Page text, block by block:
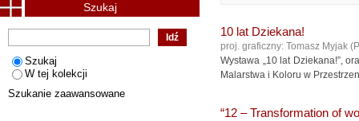
10 lat Dziekana!
proj. graficzny: Tomasz Myjak (
Wystawa „10 lat Dziekana!”,
Malarstwa i Koloru w
“12 – Transformation of
Szukaj
Szukaj
W tej kolekcji
Szukanie zaawansowane